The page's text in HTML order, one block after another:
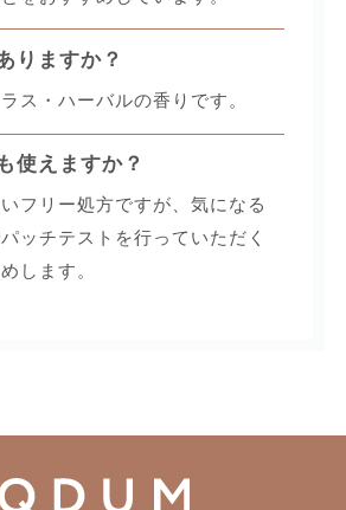
りますか？
ス・ハーバルの香りです。
使えますか？
フリー処方ですが、気になる
ッチテストを行っていただく
します。